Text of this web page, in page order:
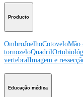
Producto
OmbroJoelhoCotoveloMão
tornozeloQuadril
vertebralImagem e
Educação médica